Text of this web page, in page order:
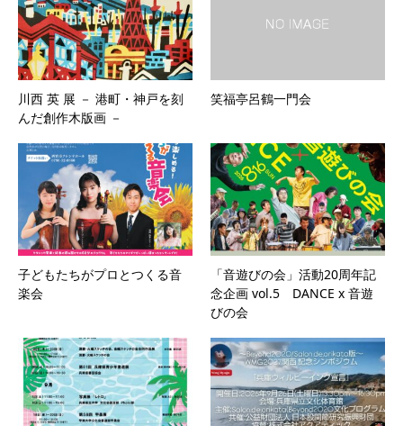
川西 英 展 － 港町・神戸を刻
んだ創作木版画 －
笑福亭呂鶴一門会
子どもたちがプロとつくる音
楽会
「音遊びの会」活動20周年記
念企画 vol.5 DANCE x 音遊
びの会